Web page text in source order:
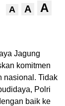
A A A
Jagung
komitmen
nasional. Tidak
Polri
baik ke